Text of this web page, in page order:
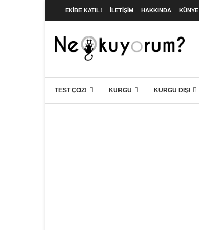
EKIBE KATIL! İLETIŞIM HAKKINDA KÜNYE
TEST ÇÖZ! KURGU KURGU DIŞI